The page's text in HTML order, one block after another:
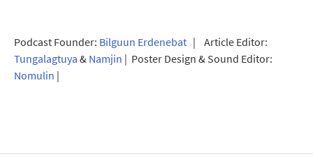
Podcast Founder: Bilguun Erdenebat | Article Editor:
Tungalagtuya & Namjin | Poster Design & Sound Editor:
Nomulin |